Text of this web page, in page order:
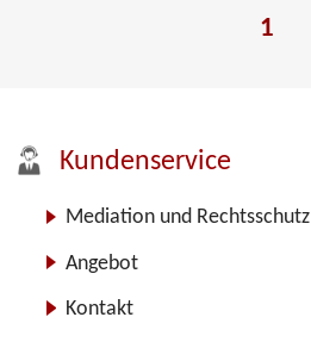
1
Kundenservice
Mediation und Rechtsschutz
Angebot
Kontakt